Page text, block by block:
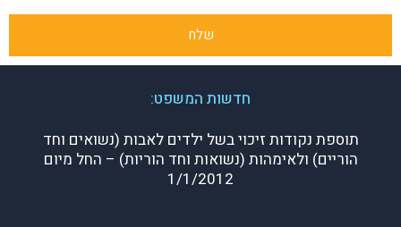
שלח
חדשות המשפט:
תוספת נקודות זיכוי בשל ילדים לאבות (נשואים וחד
הוריים) ולאימהות (נשואות וחד הוריות) – החל מיום
1/1/2012